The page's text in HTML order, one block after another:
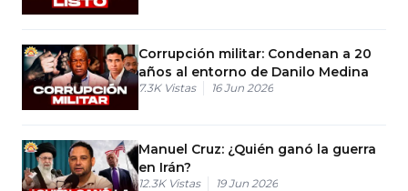
Corrupción militar: Condenan a 20
años al entorno de Danilo Medina
7.3K Vistas 16 Jun 2026
Manuel Cruz: ¿Quién ganó la guerra
en Irán?
12.3K Vistas 19 Jun 2026